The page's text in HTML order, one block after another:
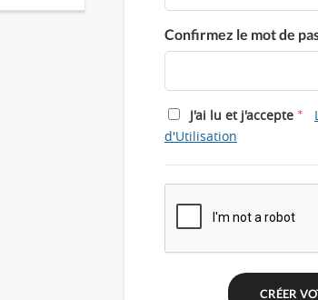
Confirmez le mot de
J'ai lu et j'accepte *
d'Utilisation